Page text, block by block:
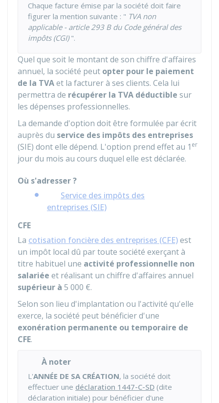
Chaque facture émise par la société doit faire
figurer la mention suivante : " TVA non
applicable - article 293 B du Code général des
impôts (CGI)".
Quel que soit le montant de son chiffre d'affaires
annuel, la société peut opter pour le paiement
de la TVAet la facturer à ses clients. Cela lui
permettra de récupérer la TVA déductible sur
les dépenses professionnelles.
La demande d'option doit être formulée par écrit
auprès du service des impôts des entreprises
(SIE) dont elle dépend. L'option prend effet au 1 er
jour du mois au cours duquel elle est déclarée.
Où s'adresser ?
Service des impôts des
entreprises (SIE)
CFE
La cotisation foncière des entreprises (CFE)est
un impôt local dû par toute société exerçant à
titre habituel une activité professionnelle non
salariée et réalisant un chiffre d'affaires annuel
supérieur à 5 000 €.
Selon son lieu d'implantation ou l'activité qu'elle
exerce, la société peut bénéficier d'une
exonération permanente ou temporaire de
CFE.
À noter
L'ANNÉE DE SA CRÉATION, la société doit
effectuer une déclaration 1447-C-SD (dite
déclaration initiale) pour bénéficier d'une